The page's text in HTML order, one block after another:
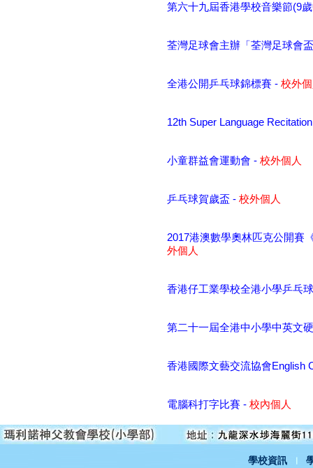
第六十九屆香港學校音樂節(9
荃灣足球會主辦「荃灣足球會
全港公開乒乓球錦標賽 - 校外
12th Super Language
小童群益會運動會 - 校外個人
乒乓球賀歲盃 - 校外個人
2017港澳數學奧林匹克公開賽
外個人
香港仔工業學校全港小學乒乓
第二十一屆全港中小學中英文
香港國際文藝交流協會English
電腦科打字比賽 - 校內個人
學校資訊